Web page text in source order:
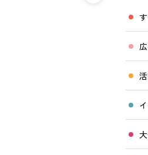
施設等